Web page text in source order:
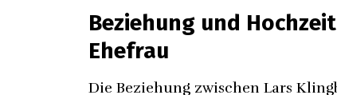
Beziehung und
Ehefrau
Die Beziehung zwischen Lars